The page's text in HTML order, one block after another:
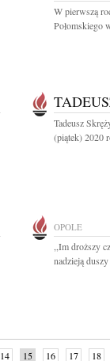
W pierwszą
Połomskiego
Tadeusz
(piątek) 2020
OPOLE
,,Im droższy
nadzieją
14 15 16 17 18